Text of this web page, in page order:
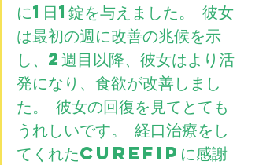
に1日1錠を与えました。 彼女
は最初の週に改善の兆候を示
し、2週目以降、彼女はより活
発になり、食欲が改善しまし
た。 彼女の回復を見てとても
うれしいです。 経口治療をし
てくれたCUREFIPに感謝